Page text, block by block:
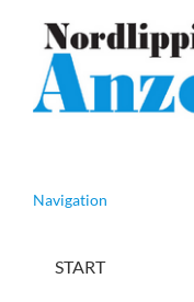
Navigation
START